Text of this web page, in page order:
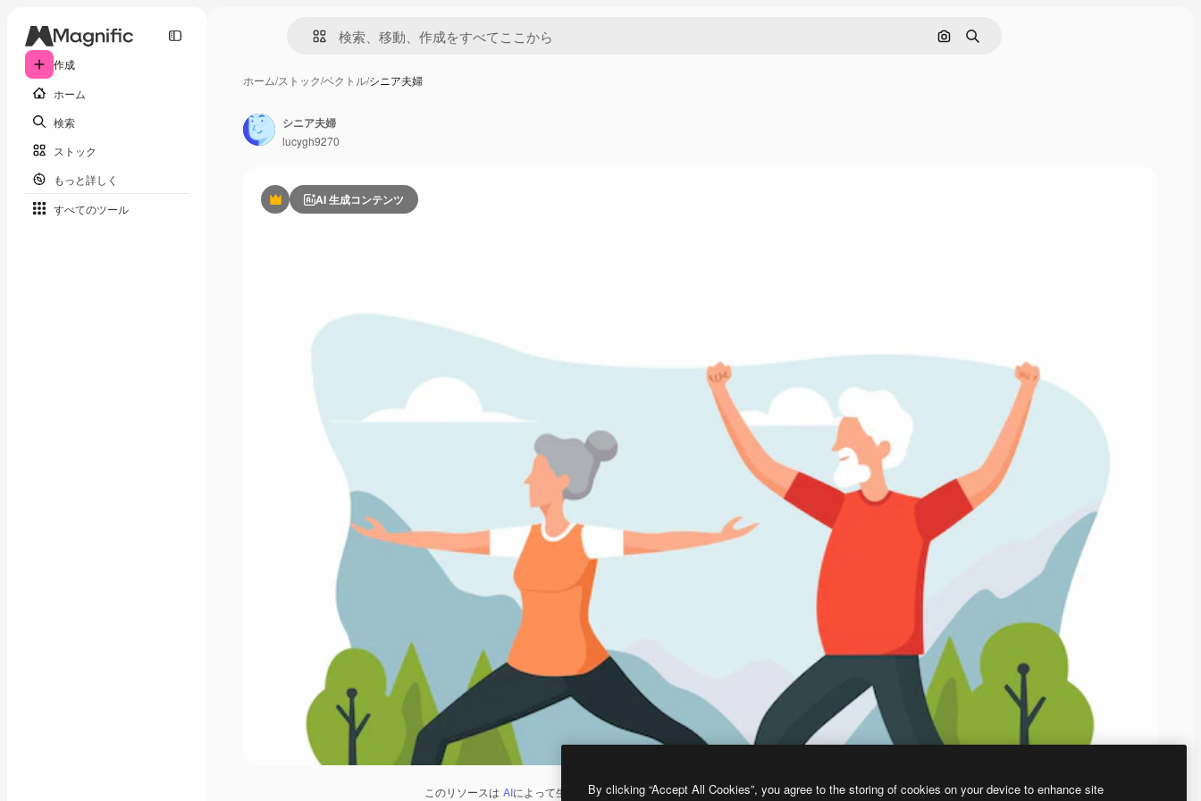
作成
ホーム
検索
ストック
もっと詳しく
すべてのツール
画像で検索
検索
ホーム/ストック/ベクトル/シニア夫婦
PremiumAI 生成コンテンツ
このリソースは AIによって生成されたものです。 AI画像生成ツールを使うと、あなた独自の画像を作成できます。
シニア夫婦
lucygh9270
By clicking “Accept All Cookies”, you agree to the storing of cookies on your device to enhance site